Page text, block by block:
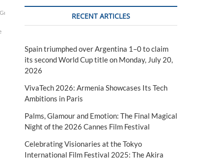
RECENT ARTICLES
Spain triumphed over Argentina 1–0 to claim
its second World Cup title on Monday, July 20,
2026
VivaTech 2026: Armenia Showcases Its Tech
Ambitions in Paris
Palms, Glamour and Emotion: The Final Magical
Night of the 2026 Cannes Film Festival
Celebrating Visionaries at the Tokyo
International Film Festival 2025: The Akira